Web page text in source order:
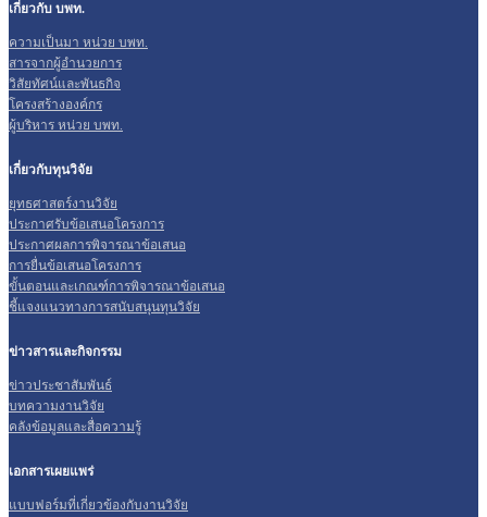
เกี่ยวกับ บพท.
ความเป็นมา หน่วย บพท.
สารจากผู้อำนวยการ
วิสัยทัศน์และพันธกิจ
โครงสร้างองค์กร
ผู้บริหาร หน่วย บพท.
เกี่ยวกับทุนวิจัย
ยุทธศาสตร์งานวิจัย
ประกาศรับข้อเสนอโครงการ
ประกาศผลการพิจารณาข้อเสนอ
การยื่นข้อเสนอโครงการ
ขั้นตอนและเกณฑ์การพิจารณาข้อเสนอ
ชี้แจงแนวทางการสนับสนุนทุนวิจัย
ข่าวสารและกิจกรรม
ข่าวประชาสัมพันธ์
บทความงานวิจัย
คลังข้อมูลและสื่อความรู้
เอกสารเผยแพร่
แบบฟอร์มที่เกี่ยวข้องกับงานวิจัย